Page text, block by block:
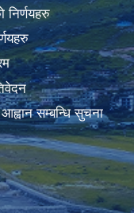
निर्णयहरु
सम्बन्धि सुचना